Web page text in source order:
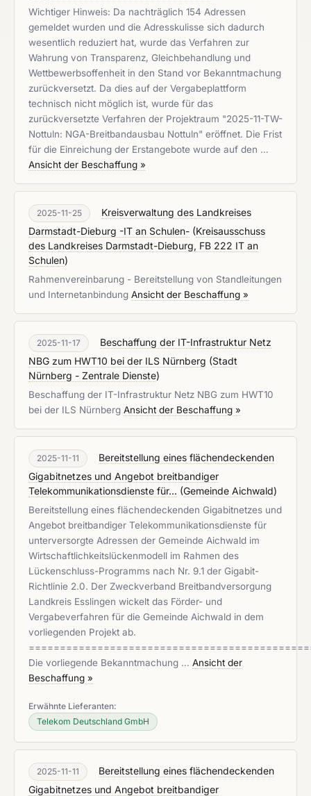
Wichtiger Hinweis: Da nachträglich 154 Adressen
gemeldet wurden und die Adresskulisse sich dadurch
wesentlich reduziert hat, wurde das Verfahren zur
Wahrung von Transparenz, Gleichbehandlung und
Wettbewerbsoffenheit in den Stand vor Bekanntmachung
zurückversetzt. Da dies auf der Vergabeplattform
technisch nicht möglich ist, wurde für das
zurückversetzte Verfahren der Projektraum "2025-11-TW-
Nottuln: NGA-Breitbandausbau Nottuln" eröffnet. Die Frist
für die Einreichung der Erstangebote wurde auf den …
Ansicht der Beschaffung »
2025-11-25
Kreisverwaltung des Landkreises
Darmstadt-Dieburg -IT an Schulen- (Kreisausschuss
des Landkreises Darmstadt-Dieburg, FB 222 IT an
Schulen)
Rahmenvereinbarung - Bereitstellung von Standleitungen
und Internetanbindung Ansicht der Beschaffung »
2025-11-17
Beschaffung der IT-Infrastruktur Netz
NBG zum HWT10 bei der ILS Nürnberg (Stadt
Nürnberg - Zentrale Dienste)
Beschaffung der IT-Infrastruktur Netz NBG zum HWT10
bei der ILS Nürnberg Ansicht der Beschaffung »
2025-11-11
Bereitstellung eines flächendeckenden
Gigabitnetzes und Angebot breitbandiger
Telekommunikationsdienste für... (Gemeinde Aichwald)
Bereitstellung eines flächendeckenden Gigabitnetzes und
Angebot breitbandiger Telekommunikationsdienste für
unterversorgte Adressen der Gemeinde Aichwald im
Wirtschaftlichkeitslückenmodell im Rahmen des
Lückenschluss-Programms nach Nr. 9.1 der Gigabit-
Richtlinie 2.0. Der Zweckverband Breitbandversorgung
Landkreis Esslingen wickelt das Förder- und
Vergabeverfahren für die Gemeinde Aichwald in dem
vorliegenden Projekt ab.
Die vorliegende Bekanntmachung … Ansicht der
Beschaffung »
Erwähnte Lieferanten:
Telekom Deutschland GmbH
2025-11-11
Bereitstellung eines flächendeckenden
Gigabitnetzes und Angebot breitbandiger